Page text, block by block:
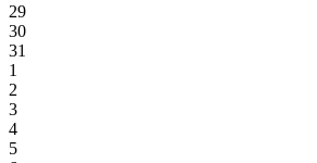
29
30
31
1
2
3
4
5